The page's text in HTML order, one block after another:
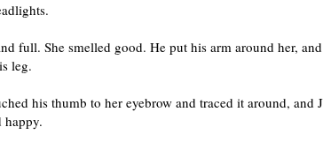
full. She smelled good. He put his arm around her,
leg.
his thumb to her eyebrow and traced it around, and
happy.